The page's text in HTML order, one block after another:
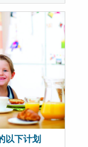
以下计划